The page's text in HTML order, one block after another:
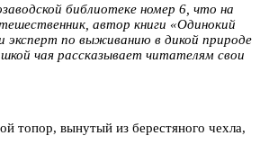
библиотеке номер 6, что на
автор книги «Одинокий
эксперт по выживанию в дикой природе
чая рассказывает читателям свои
топор, вынутый из берестяного чехла,